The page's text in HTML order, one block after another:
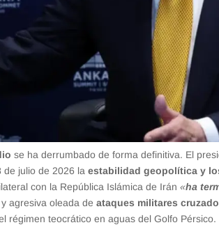
se ha derrumbado de forma definitiva. El
de julio de 2026 laestabilidad geopolítica y
con la República Islámica de Irán«ha
agresiva oleada deataques militares
régimen teocrático en aguas del Golfo Pérsico.